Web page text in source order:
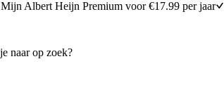
Mijn Albert Heijn Premium voor €17.99 per jaar